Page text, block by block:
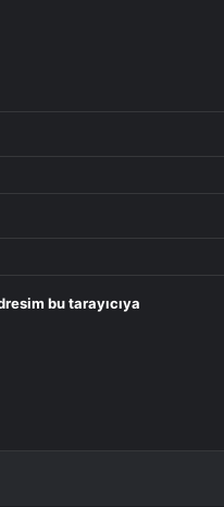
bu tarayıcıya